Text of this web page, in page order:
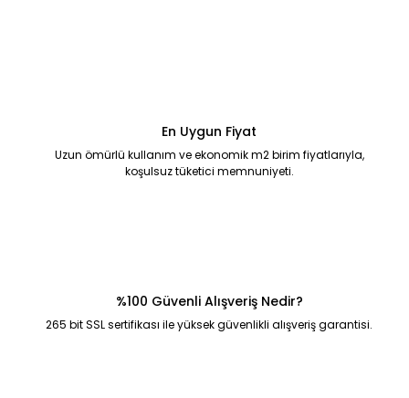
En Uygun Fiyat
Uzun ömürlü kullanım ve ekonomik m2 birim fiyatlarıyla,
koşulsuz tüketici memnuniyeti.
%100 Güvenli Alışveriş Nedir?
265 bit SSL sertifikası ile yüksek güvenlikli alışveriş garantisi.